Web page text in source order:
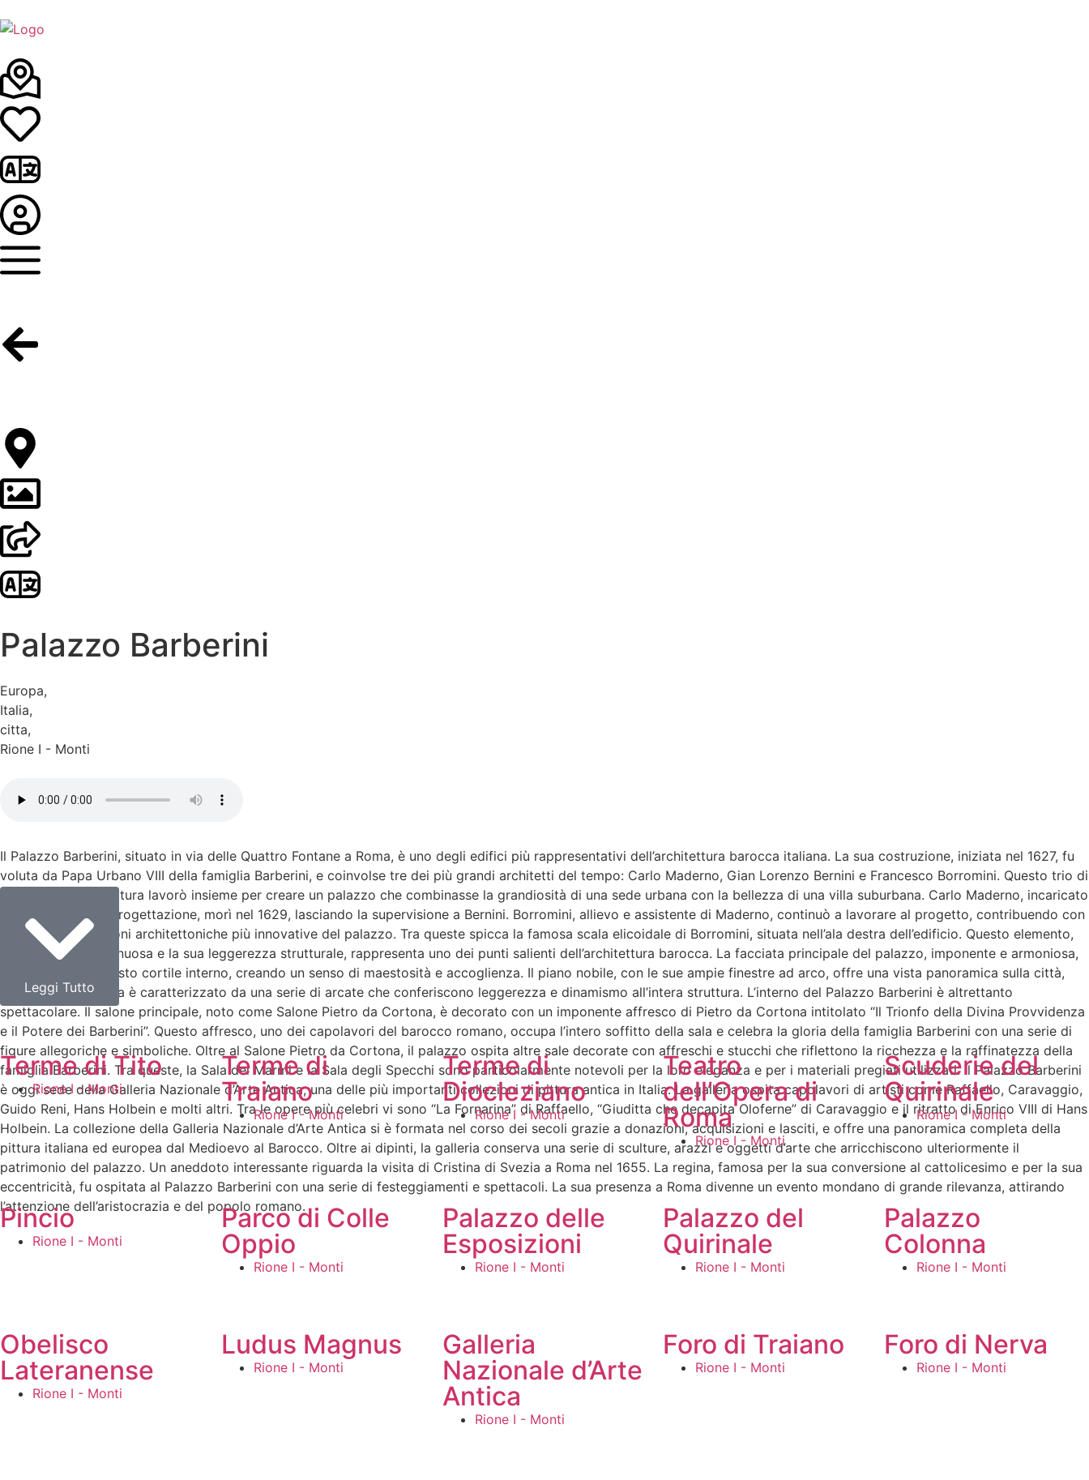
Palazzo Barberini
Europa,
Italia,
citta,
Rione I - Monti
Il Palazzo Barberini, situato in via delle Quattro Fontane a Roma, è uno degli edifici più rappresentativi dell’architettura barocca italiana. La sua costruzione, iniziata nel 1627, fu
voluta da Papa Urbano VIII della famiglia Barberini, e coinvolse tre dei più grandi architetti del tempo: Carlo Maderno, Gian Lorenzo Bernini e Francesco Borromini. Questo trio di
maestri dell’architettura lavorò insieme per creare un palazzo che combinasse la grandiosità di una sede urbana con la bellezza di una villa suburbana. Carlo Maderno, incaricato
inizialmente della progettazione, morì nel 1629, lasciando la supervisione a Bernini. Borromini, allievo e assistente di Maderno, continuò a lavorare al progetto, contribuendo con
alcune delle soluzioni architettoniche più innovative del palazzo. Tra queste spicca la famosa scala elicoidale di Borromini, situata nell’ala destra dell’edificio. Questo elemento,
con la sua forma sinuosa e la sua leggerezza strutturale, rappresenta uno dei punti salienti dell’architettura barocca. La facciata principale del palazzo, imponente e armoniosa,
si affaccia su un vasto cortile interno, creando un senso di maestosità e accoglienza. Il piano nobile, con le sue ampie finestre ad arco, offre una vista panoramica sulla città,
mentre il piano terra è caratterizzato da una serie di arcate che conferiscono leggerezza e dinamismo all’intera struttura. L’interno del Palazzo Barberini è altrettanto
spettacolare. Il salone principale, noto come Salone Pietro da Cortona, è decorato con un imponente affresco di Pietro da Cortona intitolato “Il Trionfo della Divina Provvidenza
e il Potere dei Barberini”. Questo affresco, uno dei capolavori del barocco romano, occupa l’intero soffitto della sala e celebra la gloria della famiglia Barberini con una serie di
figure allegoriche e simboliche. Oltre al Salone Pietro da Cortona, il palazzo ospita altre sale decorate con affreschi e stucchi che riflettono la ricchezza e la raffinatezza della
famiglia Barberini. Tra queste, la Sala dei Marmi e la Sala degli Specchi sono particolarmente notevoli per la loro eleganza e per i materiali pregiati utilizzati. Il Palazzo Barberini
è oggi sede della Galleria Nazionale d’Arte Antica, una delle più importanti collezioni di pittura antica in Italia. La galleria ospita capolavori di artisti come Raffaello, Caravaggio,
Guido Reni, Hans Holbein e molti altri. Tra le opere più celebri vi sono “La Fornarina” di Raffaello, “Giuditta che decapita Oloferne” di Caravaggio e il ritratto di Enrico VIII di Hans
Holbein. La collezione della Galleria Nazionale d’Arte Antica si è formata nel corso dei secoli grazie a donazioni, acquisizioni e lasciti, e offre una panoramica completa della
pittura italiana ed europea dal Medioevo al Barocco. Oltre ai dipinti, la galleria conserva una serie di sculture, arazzi e oggetti d’arte che arricchiscono ulteriormente il
patrimonio del palazzo. Un aneddoto interessante riguarda la visita di Cristina di Svezia a Roma nel 1655. La regina, famosa per la sua conversione al cattolicesimo e per la sua
eccentricità, fu ospitata al Palazzo Barberini con una serie di festeggiamenti e spettacoli. La sua presenza a Roma divenne un evento mondano di grande rilevanza, attirando
l’attenzione dell’aristocrazia e del popolo romano.
Leggi Tutto
Terme di Tito
Rione I - Monti
Terme di
Traiano
Rione I - Monti
Terme di
Diocleziano
Rione I - Monti
Teatro
dell’Opera di
Roma
Rione I - Monti
Scuderie del
Quirinale
Rione I - Monti
Pincio
Rione I - Monti
Parco di Colle
Oppio
Rione I - Monti
Palazzo delle
Esposizioni
Rione I - Monti
Palazzo del
Quirinale
Rione I - Monti
Palazzo
Colonna
Rione I - Monti
Obelisco
Lateranense
Rione I - Monti
Ludus Magnus
Rione I - Monti
Galleria
Nazionale d’Arte
Antica
Rione I - Monti
Foro di Traiano
Rione I - Monti
Foro di Nerva
Rione I - Monti